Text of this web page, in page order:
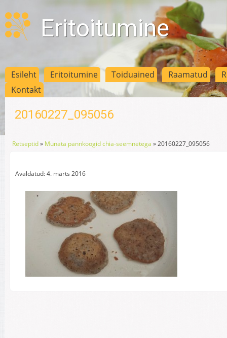
Eritoitumine
Esileht Eritoitumine Toiduained Raamatud
Kontakt
20160227_095056
Retseptid» Munata pannkoogid chia-seemnetega »20160227_095056
Avaldatud: 4. märts 2016